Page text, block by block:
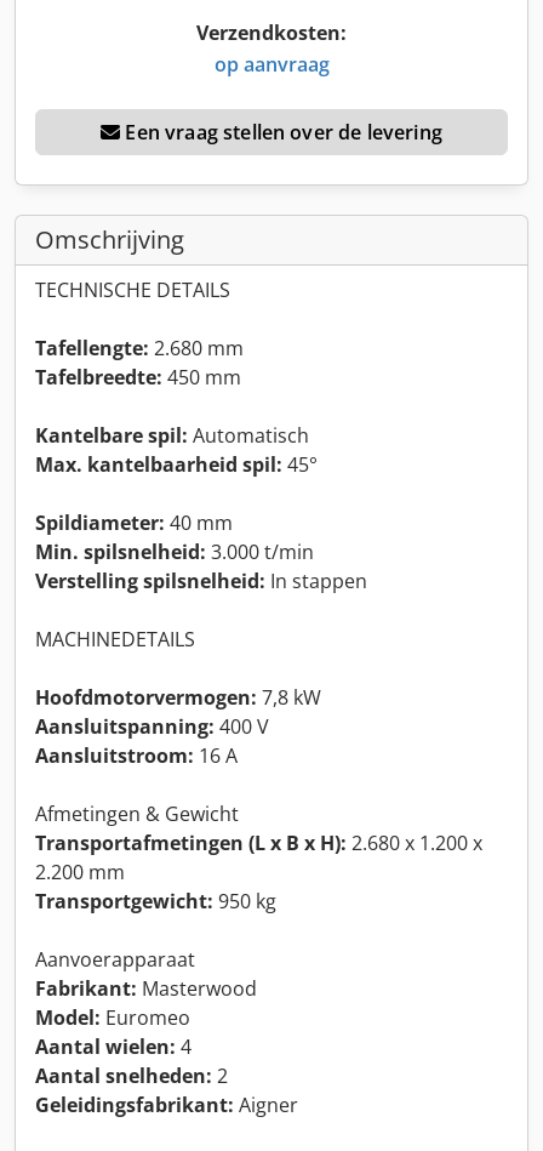
Verzendkosten:
op aanvraag
Een vraag stellen over de levering
Omschrijving
TECHNISCHE DETAILS
Tafellengte: 2.680 mm
Tafelbreedte: 450 mm
Kantelbare spil: Automatisch
Max. kantelbaarheid spil: 45°
Spildiameter: 40 mm
Min. spilsnelheid: 3.000 t/min
Verstelling spilsnelheid: In stappen
MACHINEDETAILS
Hoofdmotorvermogen: 7,8 kW
Aansluitspanning: 400 V
Aansluitstroom: 16 A
Afmetingen & Gewicht
Transportafmetingen (L x B x H): 2.680 x 1.200 x
2.200 mm
Transportgewicht: 950 kg
Aanvoerapparaat
Fabrikant: Masterwood
Model: Euromeo
Aantal wielen: 4
Aantal snelheden: 2
Geleidingsfabrikant: Aigner